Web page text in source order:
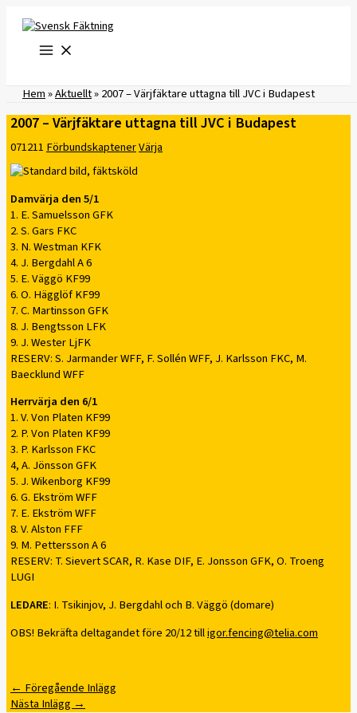
innehåll
Hem»Aktuellt»2007 – Värjfäktare uttagna till JVC i Budapest
2007 – Värjfäktare uttagna till JVC i Budapest
071211FörbundskaptenerVärja
Damvärja den 5/1
1. E. Samuelsson GFK
2. S. Gars FKC
3. N. Westman KFK
4. J. Bergdahl A 6
5. E. Väggö KF99
6. O. Hägglöf KF99
7. C. Martinsson GFK
8. J. Bengtsson LFK
9. J. Wester LjFK
RESERV: S. Jarmander WFF, F. Sollén WFF, J. Karlsson FKC, M.
Baecklund WFF
Herrvärja den 6/1
1. V. Von Platen KF99
2. P. Von Platen KF99
3. P. Karlsson FKC
4, A. Jönsson GFK
5. J. Wikenborg KF99
6. G. Ekström WFF
7. E. Ekström WFF
8. V. Alston FFF
9. M. Pettersson A 6
RESERV: T. Sievert SCAR, R. Kase DIF, E. Jonsson GFK, O. Troeng
LUGI
LEDARE: I. Tsikinjov, J. Bergdahl och B. Väggö (domare)
OBS! Bekräfta deltagandet före 20/12 tilligor.fencing@telia.com
← Föregående Inlägg
Nästa Inlägg →